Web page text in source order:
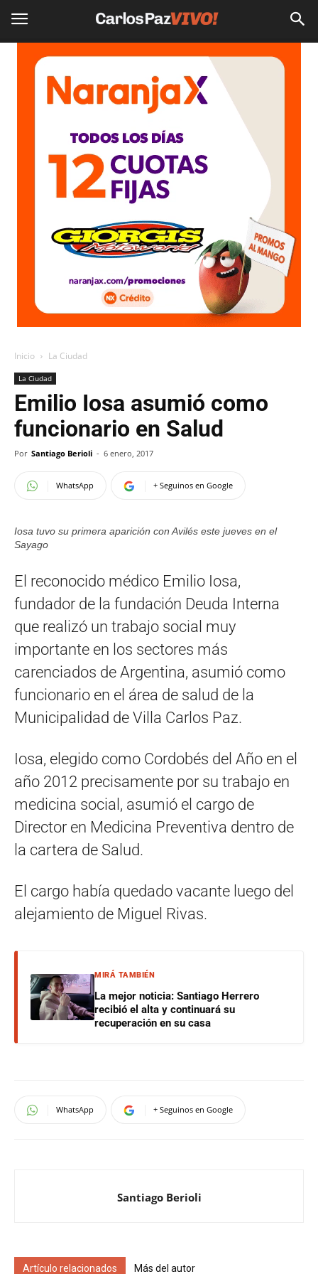
Inicio La Ciudad
La Ciudad
Emilio Iosa asumió como
funcionario en Salud
Por Santiago Berioli - 6 enero, 2017
WhatsApp + Seguinos en Google
Iosa tuvo su primera aparición con Avilés este jueves en el
Sayago
El reconocido médico Emilio Iosa,
fundador de la fundación Deuda Interna
que realizó un trabajo social muy
importante en los sectores más
carenciados de Argentina, asumió como
funcionario en el área de salud de la
Municipalidad de Villa Carlos Paz.
Iosa, elegido como Cordobés del Año en el
año 2012 precisamente por su trabajo en
medicina social, asumió el cargo de
Director en Medicina Preventiva dentro de
la cartera de Salud.
El cargo había quedado vacante luego del
alejamiento de Miguel Rivas.
MIRÁ TAMBIÉN
La mejor noticia: Santiago Herrero
recibió el alta y continuará su
recuperación en su casa
WhatsApp + Seguinos en Google
Santiago Berioli
Artículo relacionados Más del autor